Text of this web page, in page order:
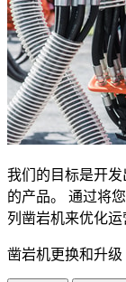
我们的目标是开
的产品。 通过将
列凿岩机来优化运
凿岩机更换和升级